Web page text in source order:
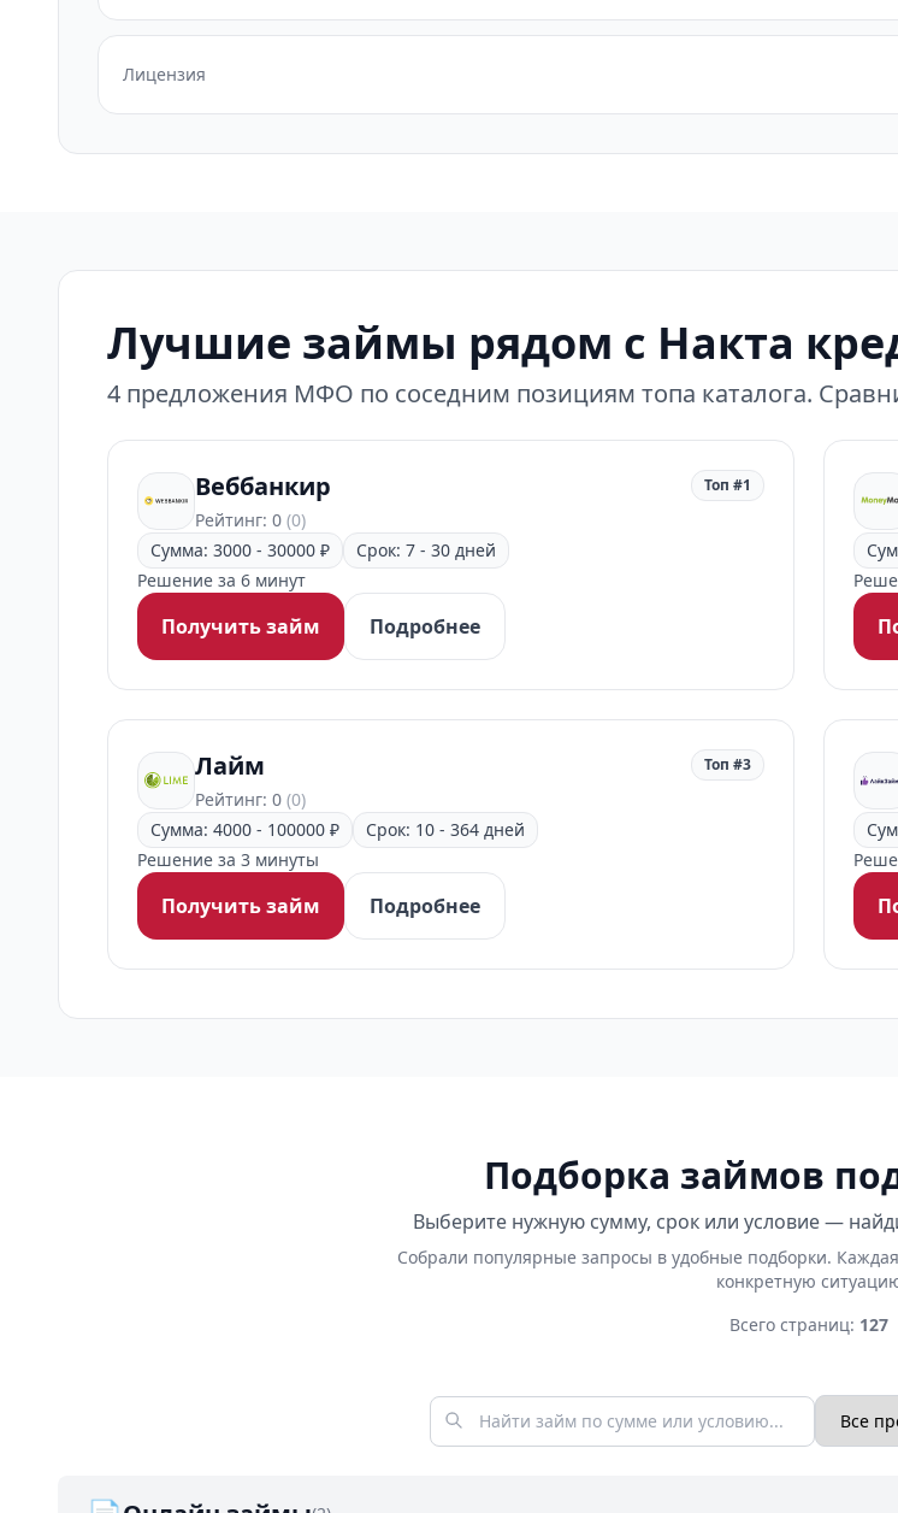
Лицензия
Лучшие займы рядом с Накта
4 предложения МФО по соседним позициям топа каталога.
Веббанкир
Рейтинг: 0 (0)
Топ #1
Сумма: 3000 - 30000 ₽
Срок: 7 - 30 дней
Решение за 6 минут
Получить займ Подробнее
Лайм
Рейтинг: 0 (0)
Топ #3
Сумма: 4000 - 100000 ₽
Срок: 10 - 364 дней
Решение за 3 минуты
Получить займ Подробнее
Подборка займов
Выберите нужную сумму, срок или условие —
Собрали популярные запросы в удобные подборки.
конкретную
Всего страниц: 127